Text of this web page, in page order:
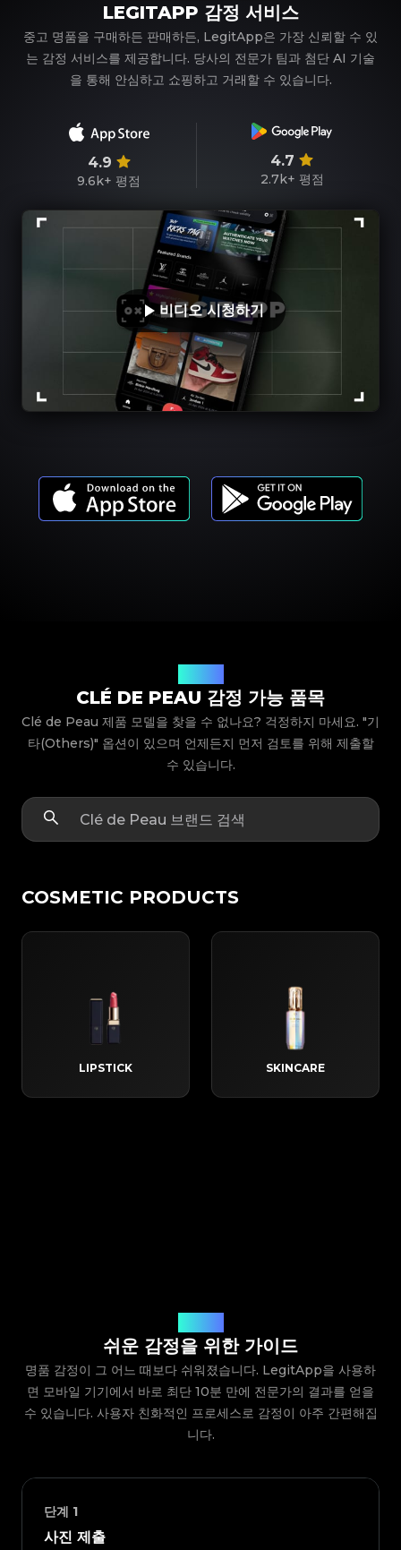
LEGITAPP 감정 서비스
중고 명품을 구매하든 판매하든, LegitApp은 가장 신뢰할 수 있
는 감정 서비스를 제공합니다. 당사의 전문가 팀과 첨단 AI 기술
을 통해 안심하고 쇼핑하고 거래할 수 있습니다.
4.9
9.6k+ 평점
4.7
2.7k+ 평점
비디오 시청하기
CLÉ DE PEAU 감정 가능 품목
Clé de Peau 제품 모델을 찾을 수 없나요? 걱정하지 마세요. "기
타(Others)" 옵션이 있으며 언제든지 먼저 검토를 위해 제출할
수 있습니다.
COSMETIC PRODUCTS
LIPSTICK SKINCARE
쉬운 감정을 위한 가이드
명품 감정이 그 어느 때보다 쉬워졌습니다. LegitApp을 사용하
면 모바일 기기에서 바로 최단 10분 만에 전문가의 결과를 얻을
수 있습니다. 사용자 친화적인 프로세스로 감정이 아주 간편해집
니다.
단계 1
사진 제출